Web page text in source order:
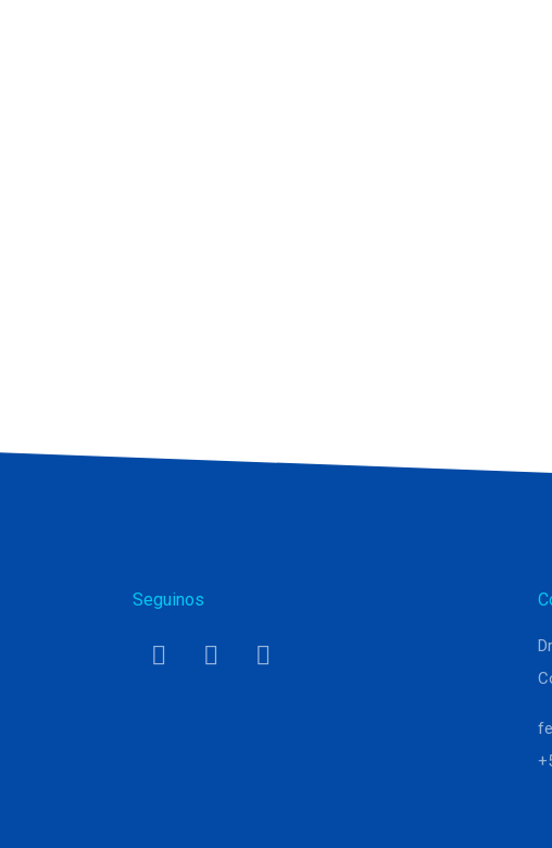
Seguinos